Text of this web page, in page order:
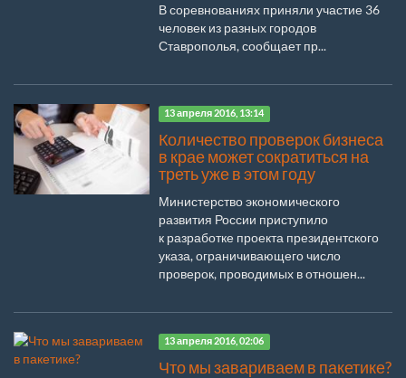
В соревнованиях приняли участие 36
человек из разных городов
Ставрополья, сообщает пр...
13 апреля 2016, 13:14
Количество проверок бизнеса
в крае может сократиться на
треть уже в этом году
Министерство экономического
развития России приступило
к разработке проекта президентского
указа, ограничивающего число
проверок, проводимых в отношен...
13 апреля 2016, 02:06
Что мы завариваем в пакетике?